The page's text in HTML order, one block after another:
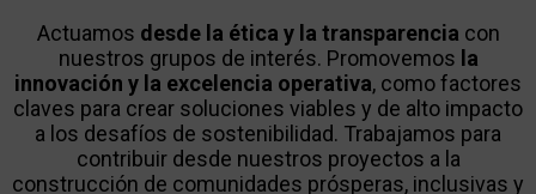
Actuamos desde la ética y la transparencia con
nuestros grupos de interés. Promovemos la
innovación y la excelencia operativa, como factores
claves para crear soluciones viables y de alto impacto
a los desafíos de sostenibilidad. Trabajamos para
contribuir desde nuestros proyectos a la
construcción de comunidades prósperas, inclusivas y